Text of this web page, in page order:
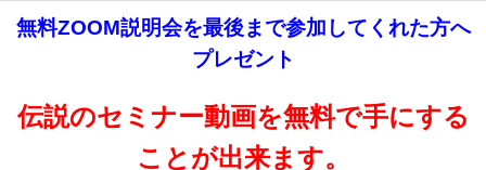
無料ZOOM説明会を最後まで参加してくれた方へ
プレゼント
伝説のセミナー動画を無料で手にする
ことが出来ます。